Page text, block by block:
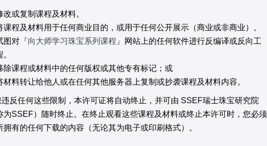
改或复制课程及材料。
课程及材料用于任何商业目的，或用于任何公开展示（商业或非商业）。
图对『向大师学习珠宝系列 课程』
网站上的任何软件进行反编译或反向工
。
除课程或材料中的任何版权或其他专有标记；或
材料转让给他人或在任何其他服务器上复制或抄袭课程及材料内容。
反任何这些限制，本许可证将自动终止，并可由 SSEF瑞士珠宝研究院
为SSEF）随时终止。在终止观看这些课程及材料或终止本许可时，您必须
拥有的任何下载的内容（无论其为电子或印刷格式）。